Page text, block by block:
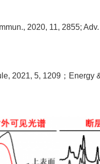
2020, 11, 2855;
2021, 5, 1209；Energy